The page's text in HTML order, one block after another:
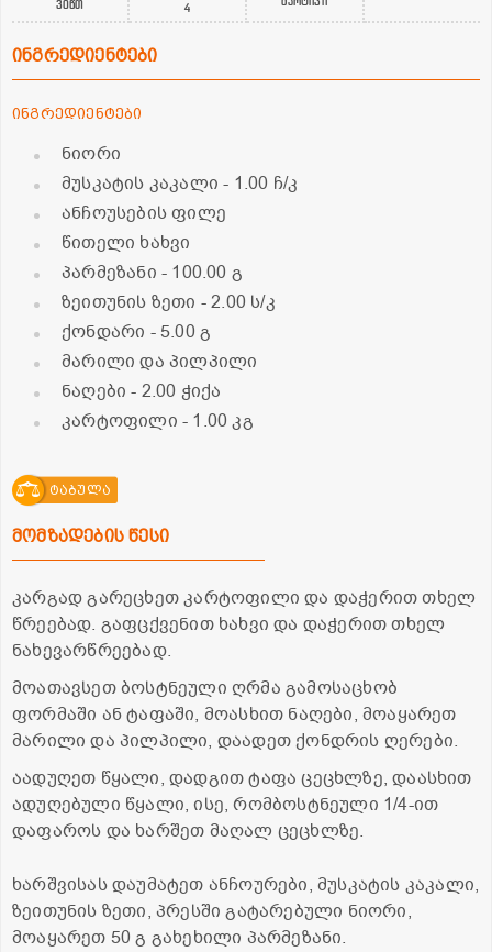
30წთ 4
ინგრედიენტები
ინგრედიენტები
ნიორი
მუსკატის კაკალი- 1.00 ჩ/კ
ანჩოუსების ფილე
წითელი ხახვი
პარმეზანი - 100.00 გ
ზეითუნის ზეთი - 2.00 ს/კ
ქონდარი - 5.00 გ
მარილი და პილპილი
ნაღები- 2.00 ჭიქა
კარტოფილი - 1.00 კგ
ტაბულა
მომზადების წესი
კარგად გარეცხეთ კარტოფილი და დაჭერით თხელ
წრეებად. გაფცქვენით ხახვი და დაჭერით თხელ
ნახევარწრეებად.
მოათავსეთ ბოსტნეული ღრმა გამოსაცხობ
ფორმაში ან ტაფაში, მოასხით ნაღები, მოაყარეთ
მარილი და პილპილი, დაადეთ ქონდრის ღერები.
აადუღეთ წყალი, დადგით ტაფა ცეცხლზე, დაასხით
ადუღებული წყალი, ისე, რომბოსტნეული 1/4-ით
დაფაროს და ხარშეთ მაღალ ცეცხლზე.
ხარშვისას დაუმატეთ ანჩოურები, მუსკატის კაკალი,
ზეითუნის ზეთი, პრესში გატარებული ნიორი,
მოაყარეთ 50 გ გახეხილი პარმეზანი.